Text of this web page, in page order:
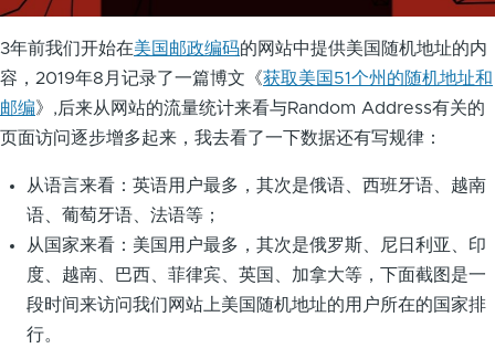
3年前我们开始在美国邮政编码的网站中提供美国随机地址的内
容，2019年8月记录了一篇博文《获取美国51个州的随机地址和
邮编》,后来从网站的流量统计来看与Random Address有关的
页面访问逐步增多起来，我去看了一下数据还有写规律：
从语言来看：英语用户最多，其次是俄语、西班牙语、越南
语、葡萄牙语、法语等；
从国家来看：美国用户最多，其次是俄罗斯、尼日利亚、印
度、越南、巴西、菲律宾、英国、加拿大等，下面截图是一
段时间来访问我们网站上美国随机地址的用户所在的国家排
行。